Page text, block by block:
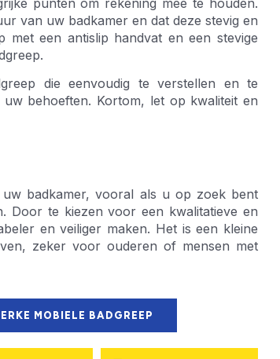
van uw badkamer en dat deze stevig en
met een antislip handvat en een stevige
die eenvoudig te verstellen en te
behoeften. Kortom, let op kwaliteit en
uw badkamer, vooral als u op zoek bent
Door te kiezen voor een kwalitatieve en
en veiliger maken. Het is een kleine
zeker voor ouderen of mensen met
MOBIELE BADGREEP